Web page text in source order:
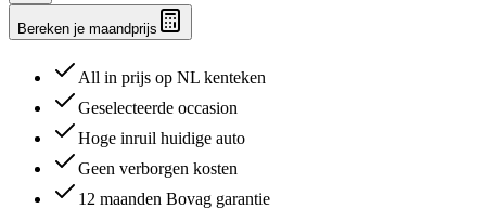
Bereken je maandprijs
All in prijs op NL kenteken
Geselecteerde occasion
Hoge inruil huidige auto
Geen verborgen kosten
12 maanden Bovag garantie